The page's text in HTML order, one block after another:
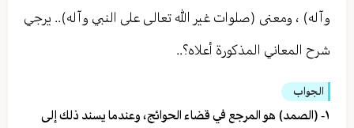
وآله) ، ومعنى (صلوات غير الله تعالى على النبي وآله).. يرجي
شرح المعاني المذكورة أعلاه؟..
الجواب
١- (الصمد) هو المرجع في قضاء الحوائج، وعندما يسند ذلك إلى